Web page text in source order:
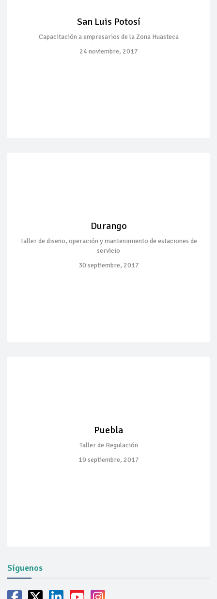
San Luis Potosí
Capacitación a empresarios de la Zona Huasteca
24 noviembre, 2017
Durango
Taller de diseño, operación y mantenimiento de estaciones de
servicio
30 septiembre, 2017
Puebla
Taller de Regulación
19 septiembre, 2017
Síguenos